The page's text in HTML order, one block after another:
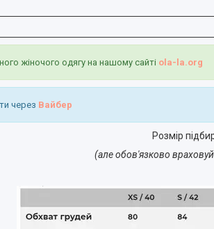
жіночого одягу на нашому сайті ola-la.org
через Вайбер
Розмір
(але обов'язково